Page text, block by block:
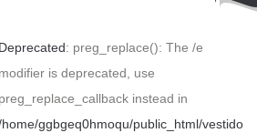
: preg_replace(): The /e
is deprecated, use
instead in
ggbgeq0hmoqu/public_html/vestido